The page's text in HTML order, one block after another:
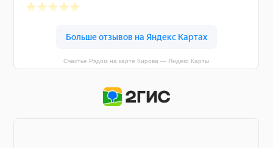
Счастье Рядом на карте Кирова — Яндекс Карты